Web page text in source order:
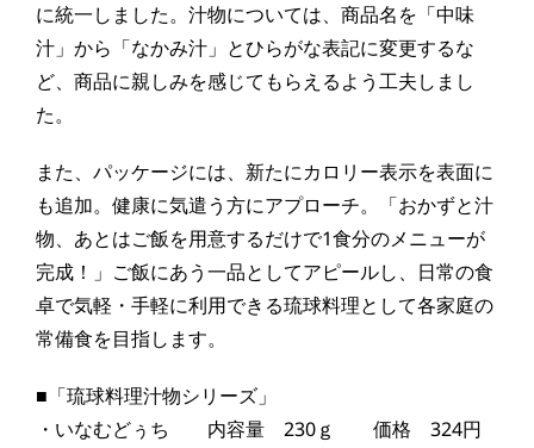
に統一しました。汁物については、商品名を「中味
汁」から「なかみ汁」とひらがな表記に変更するな
ど、商品に親しみを感じてもらえるよう工夫しまし
た。
また、パッケージには、新たにカロリー表示を表面に
も追加。健康に気遣う方にアプローチ。「おかずと汁
物、あとはご飯を用意するだけで1食分のメニューが
完成！」ご飯にあう一品としてアピールし、日常の食
卓で気軽・手軽に利用できる琉球料理として各家庭の
常備食を目指します。
■「琉球料理汁物シリーズ」
・いなむどぅち 内容量 230ｇ 価格 324円